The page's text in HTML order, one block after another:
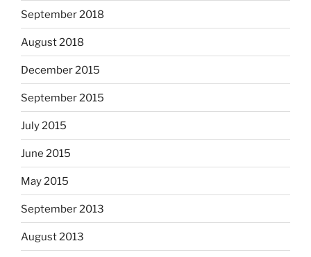
September 2018
August 2018
December 2015
September 2015
July 2015
June 2015
May 2015
September 2013
August 2013